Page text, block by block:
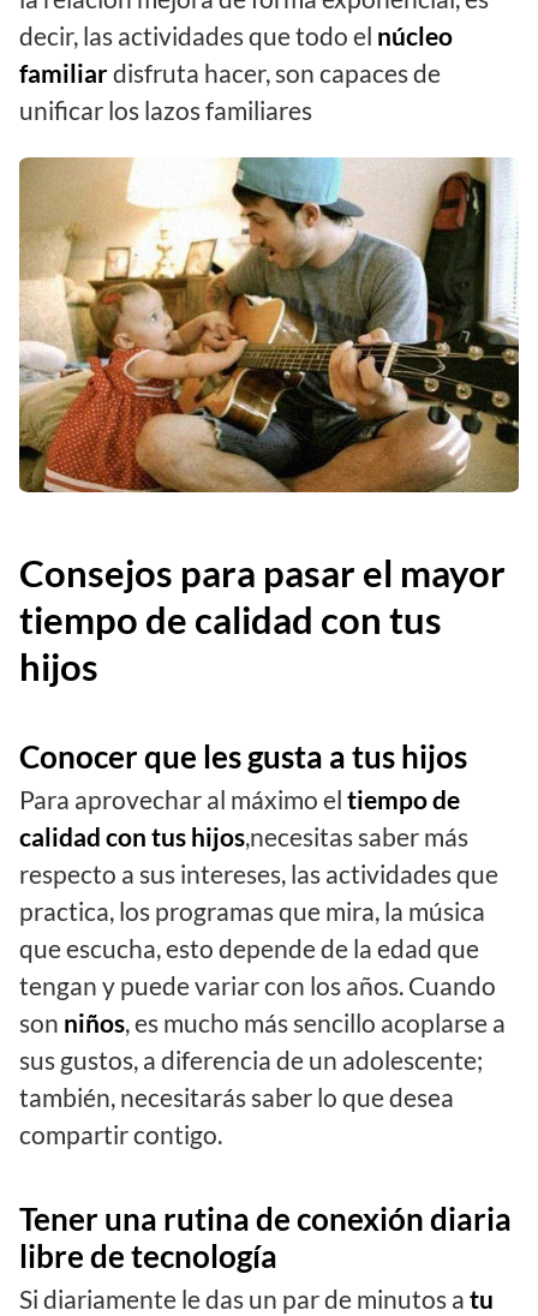
decir, las actividades que todo el núcleo
familiardisfruta hacer, son capaces de
unificar los lazos familiares
Consejos para pasar el mayor
tiempo de calidad con tus
hijos
Conocer que les gusta a tus hijos
Para aprovechar al máximo el tiempo de
calidad con tus hijos,necesitas saber más
respecto a sus intereses, las actividades que
practica, los programas que mira, la música
que escucha, esto depende de la edad que
tengan y puede variar con los años. Cuando
son niños, es mucho más sencillo acoplarse a
sus gustos, a diferencia de un adolescente;
también, necesitarás saber lo que desea
compartir contigo.
Tener una rutina de conexión diaria
libre de tecnología
Si diariamente le das un par de minutos a tu